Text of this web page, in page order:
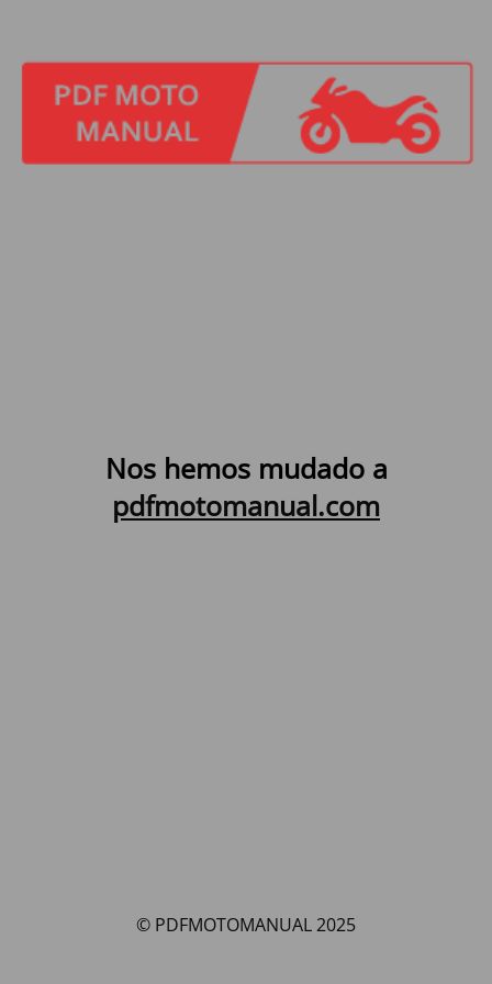
Nos hemos mudado a
pdfmotomanual.com
© PDFMOTOMANUAL 2025